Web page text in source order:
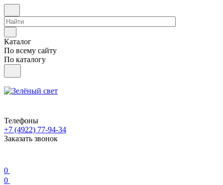
Каталог
По всему сайту
По каталогу
Телефоны
+7 (4922) 77-94-34
Заказать звонок
0
0